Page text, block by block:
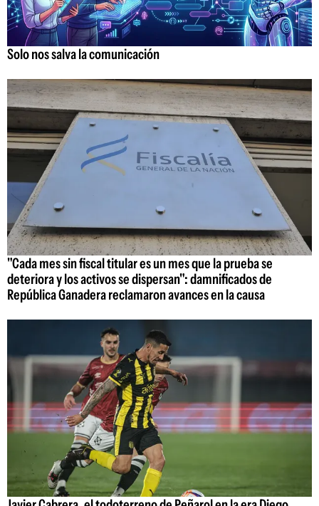
Solo nos salva la comunicación
"Cada mes sin fiscal titular es un mes que la prueba se
deteriora y los activos se dispersan": damnificados de
República Ganadera reclamaron avances en la causa